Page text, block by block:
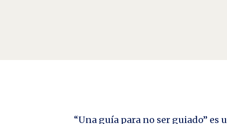
“Una guía para no ser guiado”